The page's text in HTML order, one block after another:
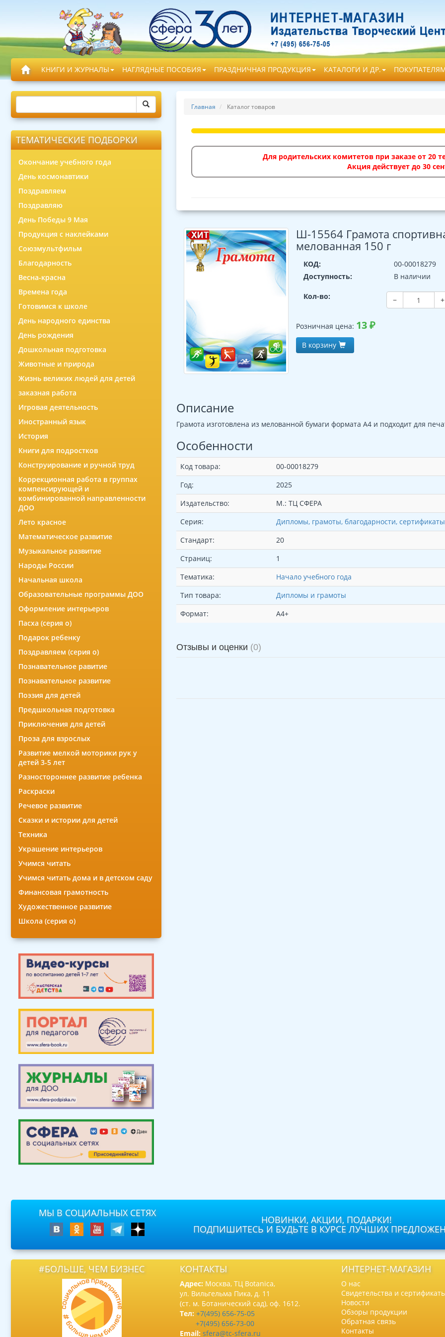
КНИГИ И ЖУРНАЛЫ НАГЛЯДНЫЕ ПОСОБИЯ ПРАЗДНИЧНАЯ ПРОДУКЦИЯ КАТАЛОГИ И ДР.
ТЕМАТИЧЕСКИЕ ПОДБОРКИ
Окончание учебного года
День космонавтики
Поздравляем
Поздравляю
День Победы 9 Мая
Продукция с наклейками
Союзмультфильм
Благодарность
Весна-красна
Времена года
Готовимся к школе
День народного единства
День рождения
Дошкольная подготовка
Животные и природа
Жизнь великих людей для детей
заказная работа
Игровая деятельность
Иностранный язык
История
Книги для подростков
Конструирование и ручной труд
Коррекционная работа в группах
компенсирующей и
комбинированной направленности
ДОО
Лето красное
Математическое развитие
Музыкальное развитие
Народы России
Начальная школа
Образовательные программы ДОО
Оформление интерьеров
Пасха (серия о)
Подарок ребенку
Поздравляем (серия о)
Познавательное равитие
Познавательное развитие
Поэзия для детей
Предшкольная подготовка
Приключения для детей
Проза для взрослых
Развитие мелкой моторики рук у
детей 3-5 лет
Разностороннее развитие ребенка
Раскраски
Речевое развитие
Сказки и истории для детей
Техника
Украшение интерьеров
Учимся читать
Учимся читать дома и в детском саду
Финансовая грамотность
Художественное развитие
Школа (серия о)
Главная Каталог товаров
Для родительских комитетов при заказе от 20
Акция действует до 30
Ш-15564 Грамота
мелованная 150 г
КОД:
00-00018279
Доступность:
В наличии
Кол-во: − +
Розничная цена: 13₽
В корзину
Описание
Грамота изготовлена из мелованной бумаги формата А4 и подходит для
Особенности
Код товара:
00-00018279
Год:
2025
Издательство:
М.: ТЦ СФЕРА
Серия:
Дипломы, грамоты, благодарности, сертификаты
Стандарт:
20
Страниц:
1
Тематика:
Начало учебного года
Тип товара:
Дипломы и грамоты
Формат:
А4+
Отзывы и оценки (0)
МЫ В СОЦИАЛЬНЫХ СЕТЯХ
НОВИНКИ, АКЦИИ, ПОДАРКИ!
ПОДПИШИТЕСЬ И БУДЬТЕ В КУРСЕ ЛУЧШИХ
#БОЛЬШЕ, ЧЕМ БИЗНЕС КОНТАКТЫ
Адрес: Москва, ТЦ Botanica,
ул. Вильгельма Пика, д. 11
(ст. м. Ботанический сад), оф. 1612.
Тел: +7(495) 656-75-05
+7(495) 656-73-00
Email: sfera@tc-sfera.ru
ИНТЕРНЕТ-МАГАЗИН
О нас
Свидетельства и
Новости
Обзоры продукции
Обратная связь
Контакты